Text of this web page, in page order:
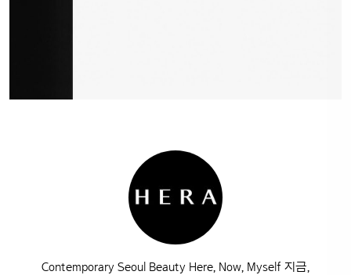
Contemporary Seoul Beauty Here, Now, Myself 지금,